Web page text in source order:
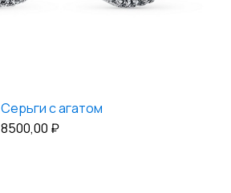
Серьги с агатом
8500,00 ₽